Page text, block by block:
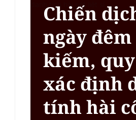
Chiến
ngày
kiếm,
xác định
tính hài